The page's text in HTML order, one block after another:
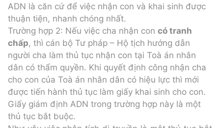
ADN là căn cứ để việc nhận con và khai sinh được
thuận tiện, nhanh chóng nhất.
Trường hợp 2: Nếu việc cha nhận con có tranh
chấp, thì cán bộ Tư pháp – Hộ tịch hướng dẫn
người cha làm thủ tục nhận con tại Toà án nhân
dân có thẩm quyền. Khi quyết định công nhận cha
cho con của Toà án nhân dân có hiệu lực thì mới
được tiến hành thủ tục làm giấy khai sinh cho con.
Giấy giám định ADN trong trường hợp này là một
thủ tục bắt buộc.